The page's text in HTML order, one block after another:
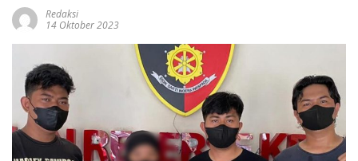
Redaksi
14 Oktober 2023